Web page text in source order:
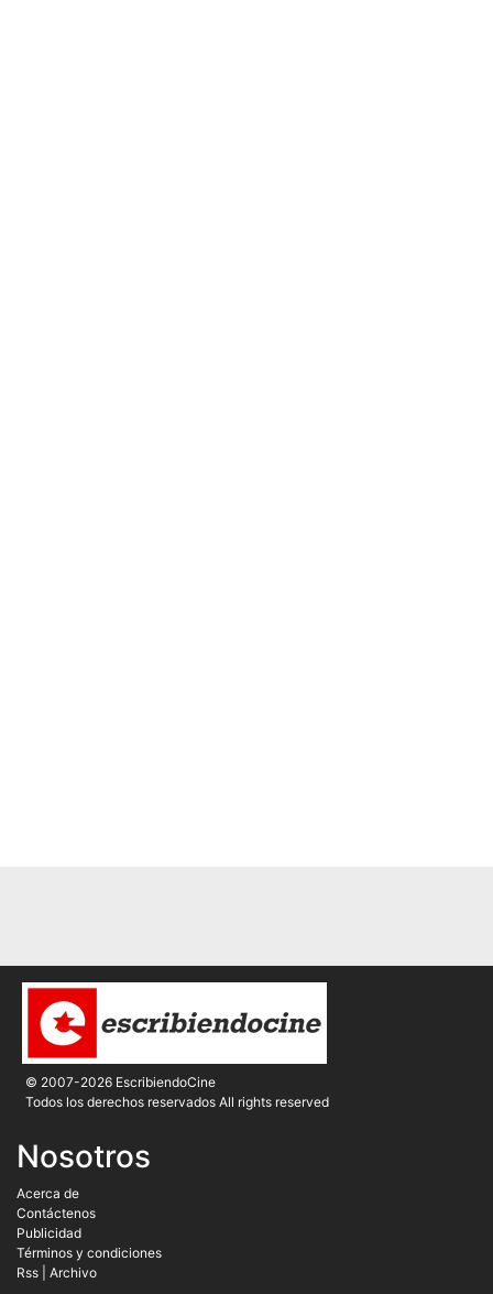
© 2007-2026 EscribiendoCine
Todos los derechos reservados All rights reserved
Nosotros
Acerca de
Contáctenos
Publicidad
Términos y condiciones
Rss
Archivo